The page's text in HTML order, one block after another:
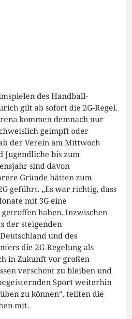
des Handball-
gilt ab sofort die 2G-Regel.
kommen demnach nur
geimpft oder
der Verein am Mittwoch
Jugendliche bis zum
sind davon
Gründe hätten zum
geführt. „Es war richtig, dass
mit 3G eine
haben. Inzwischen
der steigenden
und des
die 2G-Regelung als
in Zukunft vor großen
verschont zu bleiben und
Sport weiterhin
zu können“, teilten die
mit.